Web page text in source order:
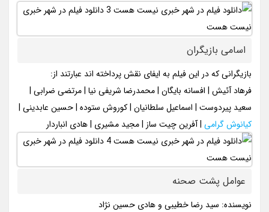
اسامی بازیگران
بازیگرانی که در این فیلم به ایفای نقش پرداخته اند عبارتند از:
فرهاد آئیش | افسانه بایگان | محمدرضا شریفی‌ نیا | مرتضی ضرابی |
سعید پیردوست | اسماعیل سلطانیان | کوروش ستوده | حسین عابدینی |
کیانوش گرامی | آفرین چیت ساز | مجید مشیری | هادی انباردار
عوامل پشت صحنه
نویسنده: سید رضا خطیبی و هادی حسین نژاد